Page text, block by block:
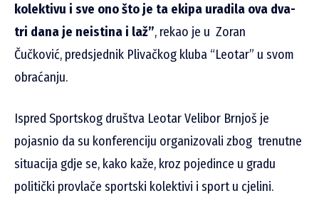
kolektivu i sve ono što je ta ekipa uradila ova dva-
tri dana je neistina i laž”, rekao je u Zoran
Čučković, predsjednik Plivačkog kluba “Leotar” u svom
obraćanju.
Ispred Sportskog društva Leotar Velibor Brnjoš je
pojasnio da su konferenciju organizovali zbog trenutne
situacija gdje se, kako kaže, kroz pojedince u gradu
politički provlače sportski kolektivi i sport u cjelini.